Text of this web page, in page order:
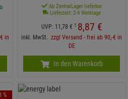
in
Ab ZentralLager lieferbar
Lieferzeit: 2-4 Werktage
UVP: 11,78 € 1 8,87 €
inkl. MwSt. zzgl Versand - frei ab 90,-€ in
DE
In den Warenkorb
%